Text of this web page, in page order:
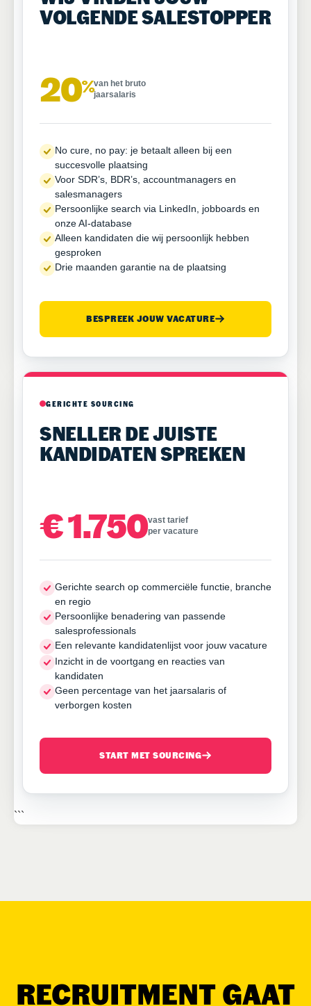
VOLGENDE SALESTOPPER
20%van het bruto
jaarsalaris
No cure, no pay: je betaalt alleen bij een
succesvolle plaatsing
Voor SDR’s, BDR’s, accountmanagers en
salesmanagers
Persoonlijke search via LinkedIn, jobboards en
onze AI-database
Alleen kandidaten die wij persoonlijk hebben
gesproken
Drie maanden garantie na de plaatsing
BESPREEK JOUW VACATURE
GERICHTE SOURCING
SNELLER DE JUISTE
KANDIDATEN SPREKEN
€ 1.750vast tarief
per vacature
Gerichte search op commerciële functie, branche
en regio
Persoonlijke benadering van passende
salesprofessionals
Een relevante kandidatenlijst voor jouw vacature
Inzicht in de voortgang en reacties van
kandidaten
Geen percentage van het jaarsalaris of
verborgen kosten
START MET SOURCING
```
RECRUITMENT GAAT